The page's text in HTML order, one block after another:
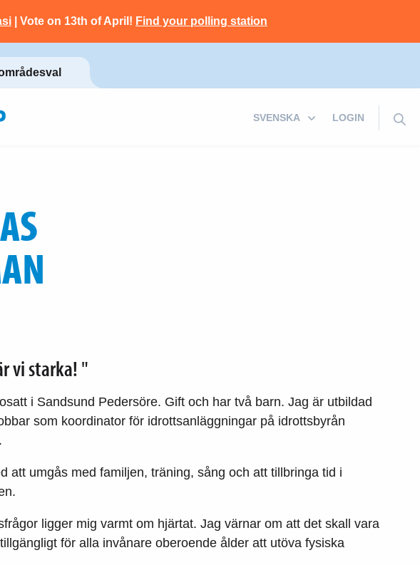
| Vote on 13th of April! Find your polling station
LOGIN
vi starka! "
i Sandsund Pedersöre. Gift och har två barn. Jag är utbildad
som koordinator för idrottsanläggningar på idrottsbyrån
att umgås med familjen, träning, sång och att tillbringa tid i
ligger mig varmt om hjärtat. Jag värnar om att det skall vara
för alla invånare oberoende ålder att utöva fysiska